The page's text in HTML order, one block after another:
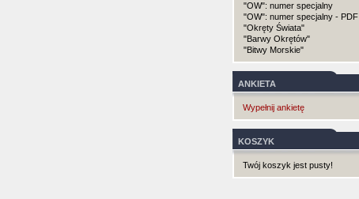
"OW": numer specjalny
"OW": numer specjalny - PDF
"Okręty Świata"
"Barwy Okrętów"
"Bitwy Morskie"
ANKIETA
Wypełnij ankietę
KOSZYK
Twój koszyk jest pusty!